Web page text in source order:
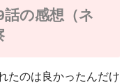
話の感想（ネ
たのは良かったんだけ